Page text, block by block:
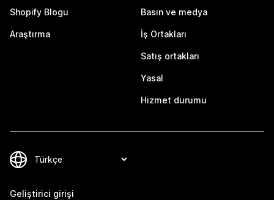
Shopify Blogu
Araştırma
Basın ve medya
İş Ortakları
Satış ortakları
Yasal
Hizmet durumu
Geliştirici girişi